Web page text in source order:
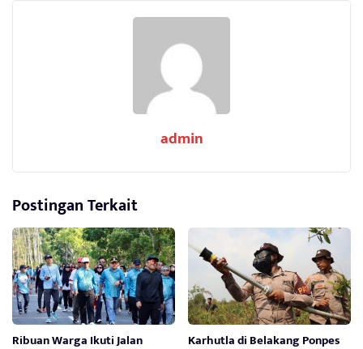
admin
Postingan Terkait
Ribuan Warga Ikuti Jalan Karhutla di Belakang Ponpes